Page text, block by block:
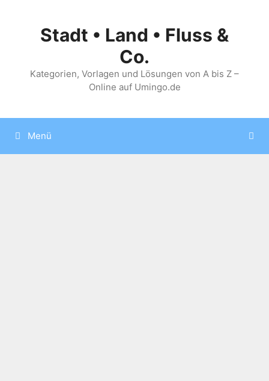
springenStadt • Land • Fluss &
Co.
Kategorien, Vorlagen und Lösungen von A bis Z –
Online auf Umingo.de
Menü